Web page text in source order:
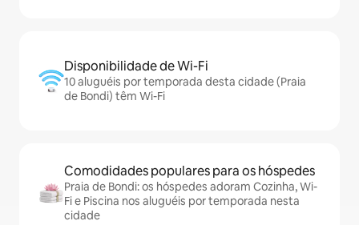
Disponibilidade de Wi-Fi
10 aluguéis por temporada desta cidade (Praia
de Bondi) têm Wi-Fi
Comodidades populares para os hóspedes
Praia de Bondi: os hóspedes adoram Cozinha, Wi-
Fi e Piscina nos aluguéis por temporada nesta
cidade